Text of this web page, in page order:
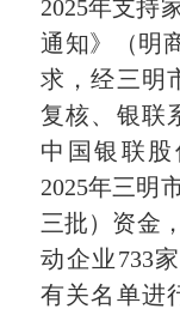
2025年支持
通知》（明
求，经三明
复核、银联
中国银联
2025年三明
三批）资金
动企业733
有关名单进